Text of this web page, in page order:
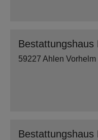
Bestattungshaus
59227 Ahlen Vorhelm
Bestattungshaus